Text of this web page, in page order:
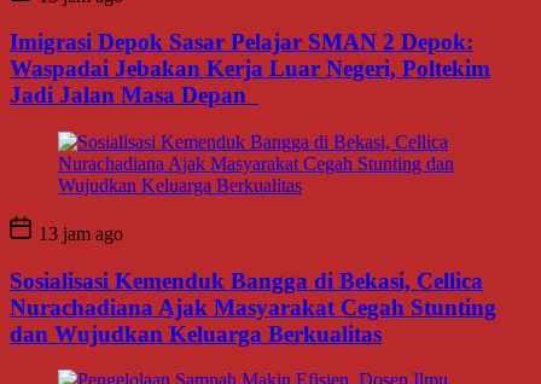
Imigrasi Depok Sasar Pelajar SMAN 2 Depok:
Waspadai Jebakan Kerja Luar Negeri, Poltekim
Jadi Jalan Masa Depan
13 jam ago
Sosialisasi Kemenduk Bangga di Bekasi, Cellica
Nurachadiana Ajak Masyarakat Cegah Stunting
dan Wujudkan Keluarga Berkualitas